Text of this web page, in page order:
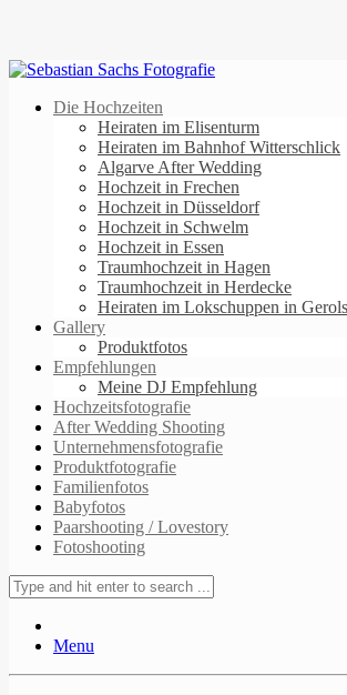
Die Hochzeiten
Heiraten im Elisenturm
Heiraten im Bahnhof Witterschlick
Algarve After Wedding
Hochzeit in Frechen
Hochzeit in Düsseldorf
Hochzeit in Schwelm
Hochzeit in Essen
Traumhochzeit in Hagen
Traumhochzeit in Herdecke
Heiraten im Lokschuppen in
Gallery
Produktfotos
Empfehlungen
Meine DJ Empfehlung
Hochzeitsfotografie
After Wedding Shooting
Unternehmensfotografie
Produktfotografie
Familienfotos
Babyfotos
Paarshooting / Lovestory
Fotoshooting
Menu